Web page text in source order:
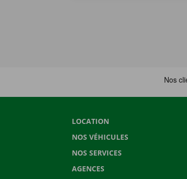
LOCATION
NOS VÉHICULES
NOS SERVICES
AGENCES